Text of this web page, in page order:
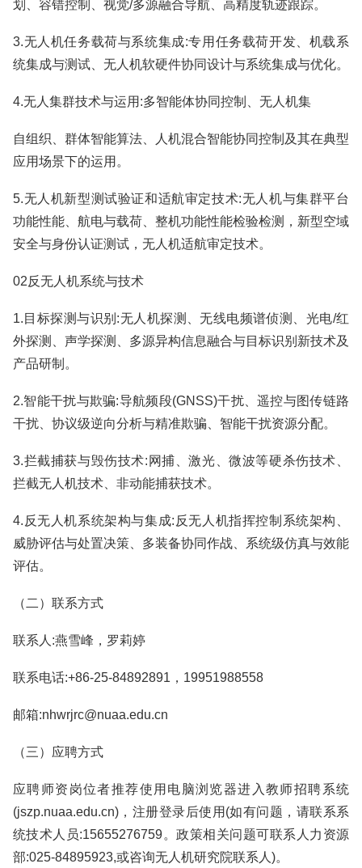
划、容错控制、视觉/多源融合导航、高精度轨迹跟踪。
3.无人机任务载荷与系统集成:专用任务载荷开发、机载系
统集成与测试、无人机软硬件协同设计与系统集成与优化。
4.无人集群技术与运用:多智能体协同控制、无人机集
自组织、群体智能算法、人机混合智能协同控制及其在典型
应用场景下的运用。
5.无人机新型测试验证和适航审定技术:无人机与集群平台
功能性能、航电与载荷、整机功能性能检验检测，新型空域
安全与身份认证测试，无人机适航审定技术。
02反无人机系统与技术
1.目标探测与识别:无人机探测、无线电频谱侦测、光电/红
外探测、声学探测、多源异构信息融合与目标识别新技术及
产品研制。
2.智能干扰与欺骗:导航频段(GNSS)干扰、遥控与图传链路
干扰、协议级逆向分析与精准欺骗、智能干扰资源分配。
3.拦截捕获与毁伤技术:网捕、激光、微波等硬杀伤技术、
拦截无人机技术、非动能捕获技术。
4.反无人机系统架构与集成:反无人机指挥控制系统架构、
威胁评估与处置决策、多装备协同作战、系统级仿真与效能
评估。
（二）联系方式
联系人:燕雪峰，罗莉婷
联系电话:+86-25-84892891，19951988558
邮箱:nhwrjrc@nuaa.edu.cn
（三）应聘方式
应聘师资岗位者推荐使用电脑浏览器进入教师招聘系统
(jszp.nuaa.edu.cn)，注册登录后使用(如有问题，请联系系
统技术人员:15655276759。政策相关问题可联系人力资源
部:025-84895923,或咨询无人机研究院联系人)。